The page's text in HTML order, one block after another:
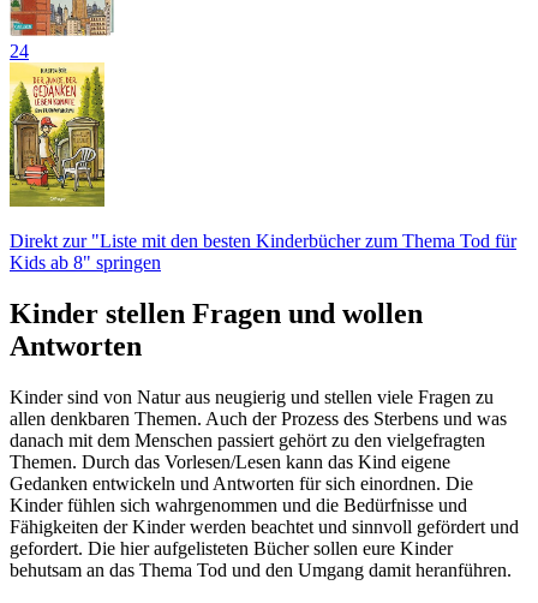
24
Direkt zur "Liste mit den besten Kinderbücher zum Thema Tod für
Kids ab 8" springen
Kinder stellen Fragen und wollen
Antworten
Kinder sind von Natur aus neugierig und stellen viele Fragen zu
allen denkbaren Themen. Auch der Prozess des Sterbens und was
danach mit dem Menschen passiert gehört zu den vielgefragten
Themen. Durch das Vorlesen/Lesen kann das Kind eigene
Gedanken entwickeln und Antworten für sich einordnen. Die
Kinder fühlen sich wahrgenommen und die Bedürfnisse und
Fähigkeiten der Kinder werden beachtet und sinnvoll gefördert und
gefordert. Die hier aufgelisteten Bücher sollen eure Kinder
behutsam an das Thema Tod und den Umgang damit heranführen.